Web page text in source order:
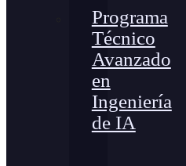
Programa
Técnico
Avanzado
en
Ingeniería
de IA